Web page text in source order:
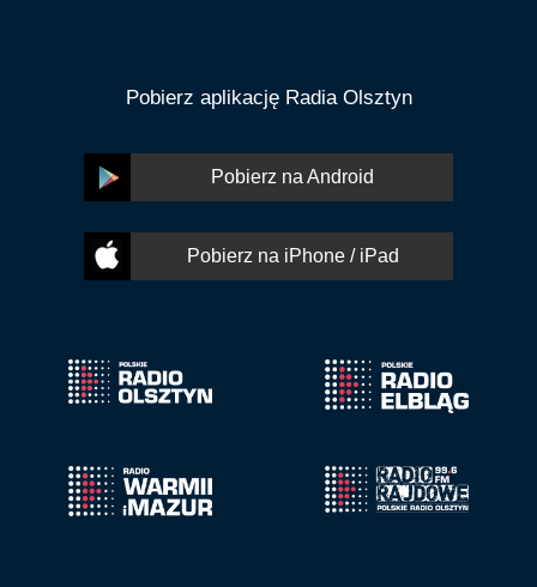
Pobierz aplikację Radia Olsztyn
Pobierz na Android
Pobierz na iPhone / iPad